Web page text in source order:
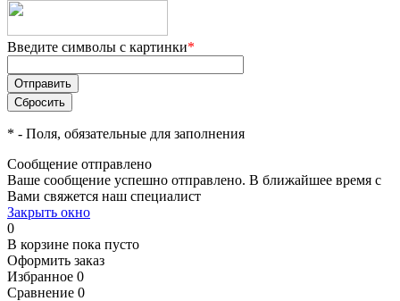
Введите символы с картинки*
* - Поля, обязательные для заполнения
Сообщение отправлено
Ваше сообщение успешно отправлено. В ближайшее время с
Вами свяжется наш специалист
Закрыть окно
0
В корзине пока пусто
Оформить заказ
Избранное 0
Сравнение 0